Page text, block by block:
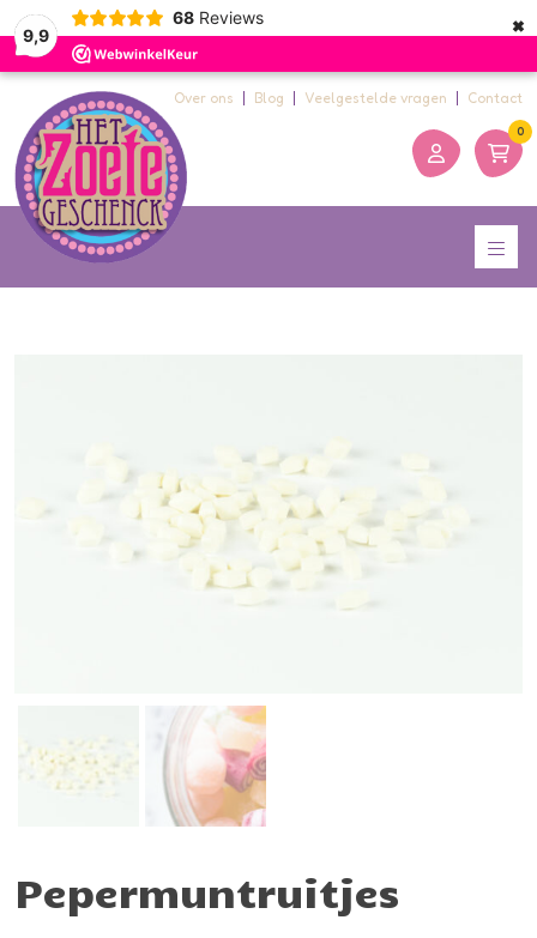
9,9
68 Reviews ×
Over ons Blog Veelgestelde vragen Contact
0
Pepermuntruitjes